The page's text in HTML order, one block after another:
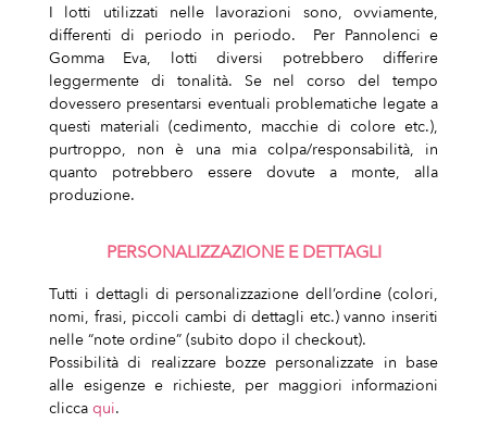
I lotti utilizzati nelle lavorazioni sono, ovviamente,
differenti di periodo in periodo. Per Pannolenci e
Gomma Eva, lotti diversi potrebbero differire
leggermente di tonalità. Se nel corso del tempo
dovessero presentarsi eventuali problematiche legate a
questi materiali (cedimento, macchie di colore etc.),
purtroppo, non è una mia colpa/responsabilità, in
quanto potrebbero essere dovute a monte, alla
produzione.
PERSONALIZZAZIONE E DETTAGLI
Tutti i dettagli di personalizzazione dell’ordine (colori,
nomi, frasi, piccoli cambi di dettagli etc.) vanno inseriti
nelle “note ordine” (subito dopo il checkout).
Possibilità di realizzare bozze personalizzate in base
alle esigenze e richieste, per maggiori informazioni
clicca qui.